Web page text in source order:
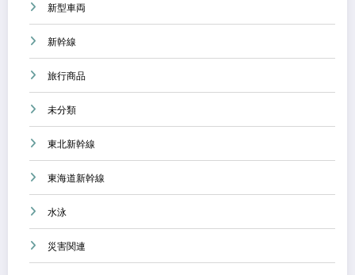
新型車両
新幹線
旅行商品
未分類
東北新幹線
東海道新幹線
水泳
災害関連